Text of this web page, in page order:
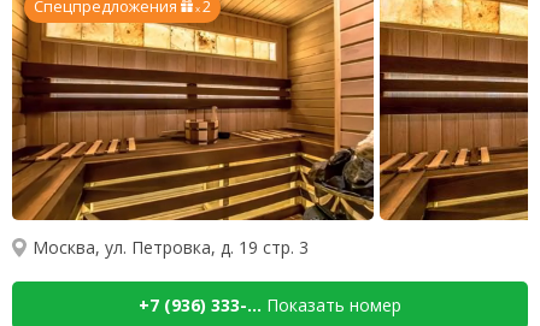
Спецпредложения x2
Москва, ул. Петровка, д. 19 стр. 3
+7 (936) 333-... Показать номер